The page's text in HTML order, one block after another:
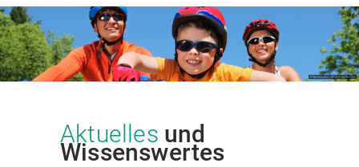
Aktuelles und
Wissenswertes